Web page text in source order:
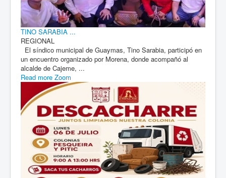
TINO SARABIA ...
REGIONAL
El síndico municipal de Guaymas, Tino Sarabia, participó en
un encuentro organizado por Morena, donde acompañó al
alcalde de Cajeme, ...
Read more Zoom